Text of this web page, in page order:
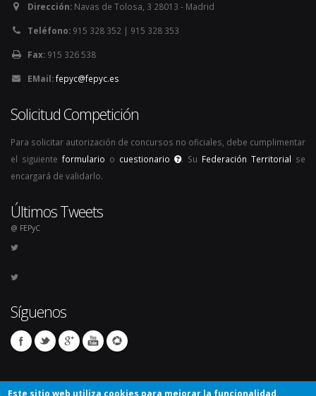
Dirección: Navas de Tolosa, 3 28013 - Madrid
Teléfono: 915 328 352 | 915 328 353
Fax: 915 326 538
EMail:fepyc@fepyc.es
Solicitud Competición
Para solicitar autorización de concursos no oficiales, debe cumplimentar
el siguiente formulario o cuestionario . Su Federación Territorial se
encargará de validarlo.
Últimos Tweets
@ FEPyC
Síguenos
Este sitio web utiliza cookies para mejorar la funcionalidad,